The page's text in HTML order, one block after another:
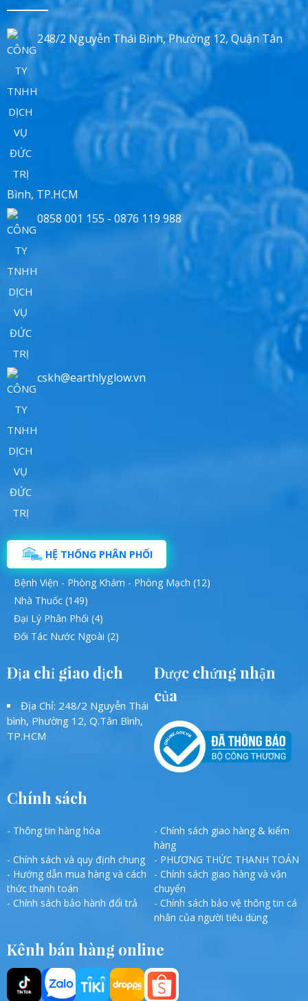
248/2 Nguyễn Thái Bình, Phường 12, Quận Tân
Bình, TP.HCM
0858 001 155 - 0876 119 988
cskh@earthlyglow.vn
HỆ THỐNG PHÂN PHỐI
Bệnh Viện - Phòng Khám - Phòng Mạch (12)
Nhà Thuốc (149)
Đại Lý Phân Phối (4)
Đối Tác Nước Ngoài (2)
Địa chỉ giao dịch
Địa Chỉ: 248/2 Nguyễn Thái
bình, Phường 12, Q.Tân Bình,
TP.HCM
Được chứng nhận
của
Chính sách
- Thông tin hàng hóa
- Chính sách giao hàng & kiểm
hàng
- Chính sách và quy định chung
- PHƯƠNG THỨC THANH TOÁN
- Hướng dẫn mua hàng và cách
thức thanh toán
- Chính sách giao hàng và vận
chuyển
- Chính sách bảo hành đổi trả
- Chính sách bảo vệ thông tin cá
nhân của người tiêu dùng
Kênh bán hàng online